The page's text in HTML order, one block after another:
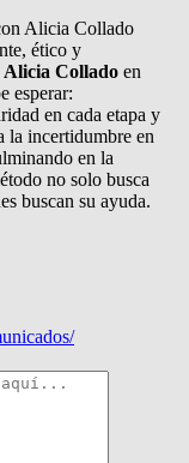
Alicia Collado
ético y
Alicia Collado en
esperar:
en cada etapa y
la incertidumbre en
en la
no solo busca
buscan su ayuda.